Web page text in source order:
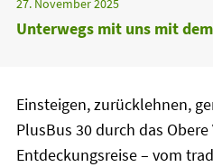
27. November 2025
Unterwegs mit uns mit
Einsteigen, zurücklehnen,
PlusBus 30 durch das
Entdeckungsreise – vom